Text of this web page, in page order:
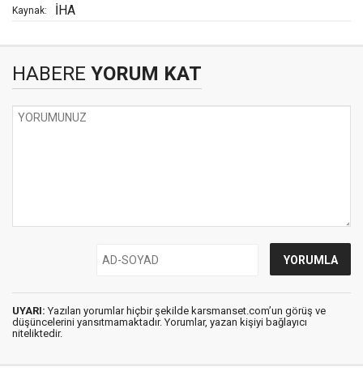
Kaynak: İHA
HABERE YORUM KAT
UYARI: Yazılan yorumlar hiçbir şekilde karsmanset.com’un görüş ve
düşüncelerini yansıtmamaktadır. Yorumlar, yazan kişiyi bağlayıcı
niteliktedir.